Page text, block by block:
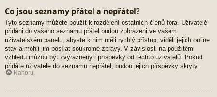
Co jsou seznamy přátel a nepřátel?
Tyto seznamy můžete použít k rozdělení ostatních členů fóra. Uživatelé
přidáni do vašeho seznamu přátel budou zobrazeni ve vašem
uživatelském panelu, abyste k nim měli rychlý přístup, viděli jejich online
stav a mohli jim posílat soukromé zprávy. V závislosti na použitém
vzhledu můžou být zvýrazněny i příspěvky od těchto uživatelů. Pokud
přidáte uživatele do seznamu nepřátel, budou jejich příspěvky skryty.
Nahoru